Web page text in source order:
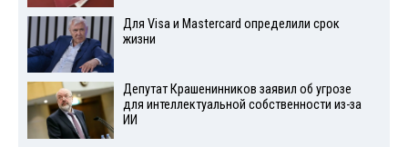
Для Visа и Mastercard определили срок
жизни
Депутат Крашенинников заявил об угрозе
для интеллектуальной собственности из-за
ИИ